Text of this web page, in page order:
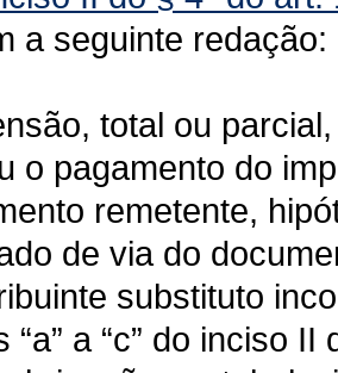
a seguinte redação:
total ou
o pagamento do
remetente,
de via do
substituto
“a” a “c” do inciso